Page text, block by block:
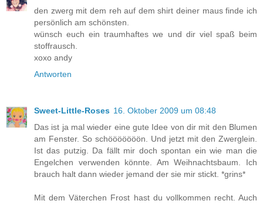
den zwerg mit dem reh auf dem shirt deiner maus finde ich
persönlich am schönsten.
wünsch euch ein traumhaftes we und dir viel spaß beim
stoffrausch.
xoxo andy
Antworten
Sweet-Little-Roses 16. Oktober 2009 um 08:48
Das ist ja mal wieder eine gute Idee von dir mit den Blumen
am Fenster. So schööööööön. Und jetzt mit den Zwerglein.
Ist das putzig. Da fällt mir doch spontan ein wie man die
Engelchen verwenden könnte. Am Weihnachtsbaum. Ich
brauch halt dann wieder jemand der sie mir stickt. *grins*
Mit dem Väterchen Frost hast du vollkommen recht. Auch